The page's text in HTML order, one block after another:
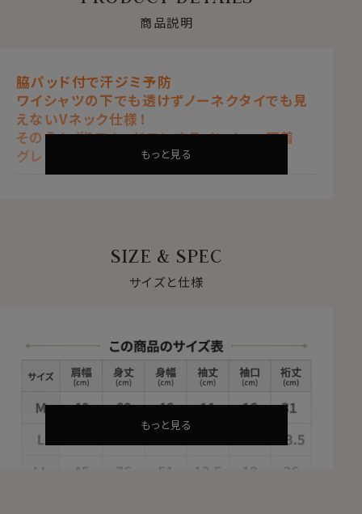
商品説明
脇パッド付で汗ジミ予防
ワイシャツの下でも透けずノーネクタイでも見
えないVネック仕様！
そのうんざりアセ、ドロンするインナー・下着
グレー
もっと見る
SIZE & SPEC
サイズと仕様
もっと見る